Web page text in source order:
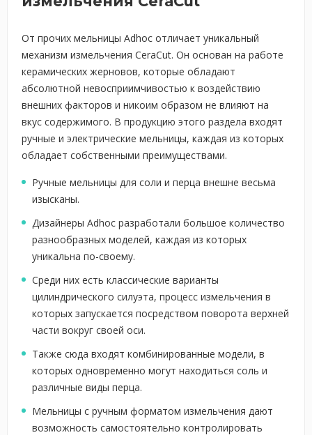
От прочих мельницы Adhoc отличает уникальный
механизм измельчения CeraCut. Он основан на работе
керамических жерновов, которые обладают
абсолютной невосприимчивостью к воздействию
внешних факторов и никоим образом не влияют на
вкус содержимого. В продукцию этого раздела входят
ручные и электрические мельницы, каждая из которых
обладает собственными преимуществами.
Ручные мельницы для соли и перца внешне весьма
изысканы.
Дизайнеры Adhoc разработали большое количество
разнообразных моделей, каждая из которых
уникальна по-своему.
Среди них есть классические варианты
цилиндрического силуэта, процесс измельчения в
которых запускается посредством поворота верхней
части вокруг своей оси.
Также сюда входят комбинированные модели, в
которых одновременно могут находиться соль и
различные виды перца.
Мельницы с ручным форматом измельчения дают
возможность самостоятельно контролировать